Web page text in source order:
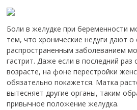
Боли в желудке при беременности
тем, что хронические недуги дают
распространенным заболеванием
гастрит. Даже если в последний раз
возрасте, на фоне перестройки
обязательно покажется. Матка
вытесняет другие органы, таким
привычное положение желудка.